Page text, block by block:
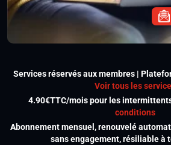
Services réservés aux membres |
Voir tous les
4.90€TTC/mois pour les
conditions
Abonnement mensuel, renouvelé
sans engagement, résiliable à